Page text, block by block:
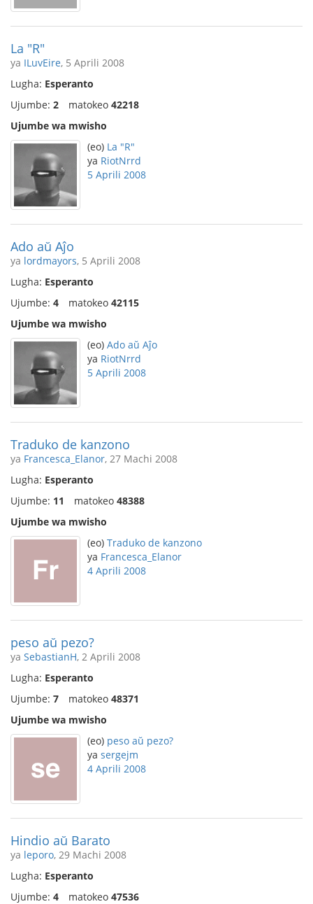
La "R"
ya ILuvEire, 5 Aprili 2008
Lugha: Esperanto
Ujumbe: 2 matokeo 42218
Ujumbe wa mwisho
(eo) La "R"
ya RiotNrrd
5 Aprili 2008
Ado aŭ Aĵo
ya lordmayors, 5 Aprili 2008
Lugha: Esperanto
Ujumbe: 4 matokeo 42115
Ujumbe wa mwisho
(eo) Ado aŭ Aĵo
ya RiotNrrd
5 Aprili 2008
Traduko de kanzono
ya Francesca_Elanor, 27 Machi 2008
Lugha: Esperanto
Ujumbe: 11 matokeo 48388
Ujumbe wa mwisho
(eo) Traduko de kanzono
ya Francesca_Elanor
4 Aprili 2008
peso aŭ pezo?
ya SebastianH, 2 Aprili 2008
Lugha: Esperanto
Ujumbe: 7 matokeo 48371
Ujumbe wa mwisho
(eo) peso aŭ pezo?
ya sergejm
4 Aprili 2008
Hindio aŭ Barato
ya leporo, 29 Machi 2008
Lugha: Esperanto
Ujumbe: 4 matokeo 47536